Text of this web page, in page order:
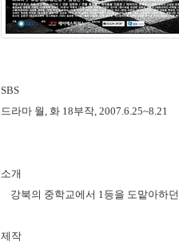
SBS
드라마 월, 화 18부작, 2007.6.25~8.21
소개
강북의 중학교에서 1등을 도맡아하
제작